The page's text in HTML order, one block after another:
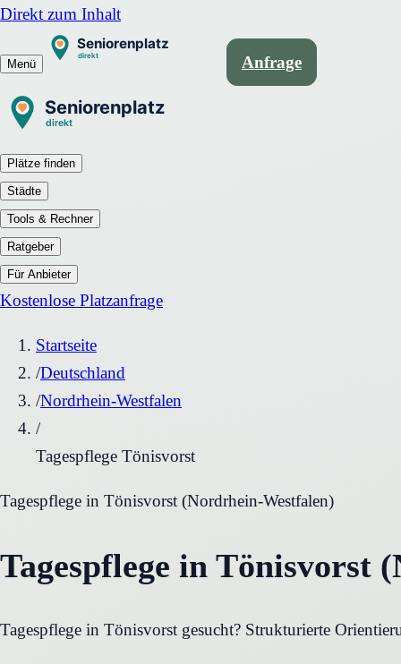
Direkt zum Inhalt
Menü Anfrage
Plätze finden
Städte
Tools & Rechner
Ratgeber
Für Anbieter
Kostenlose Platzanfrage
Startseite
/Deutschland
/Nordrhein-Westfalen
/
Tagespflege Tönisvorst
Tagespflege in Tönisvorst (Nordrhein-Westfalen)
Tagespflege in Tönisvorst
Tagespflege in Tönisvorst gesucht? Strukturierte